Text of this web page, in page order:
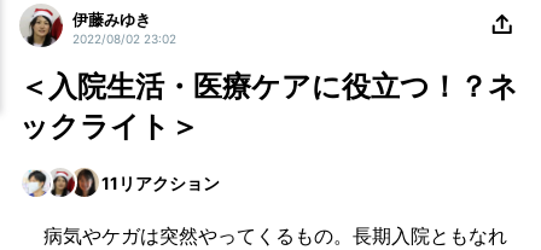
伊藤みゆき
2022/08/02 23:02
＜入院生活・医療ケアに役立つ！？ネ
ックライト＞
11 リアクション
病気やケガは突然やってくるもの。長期入院ともなれ